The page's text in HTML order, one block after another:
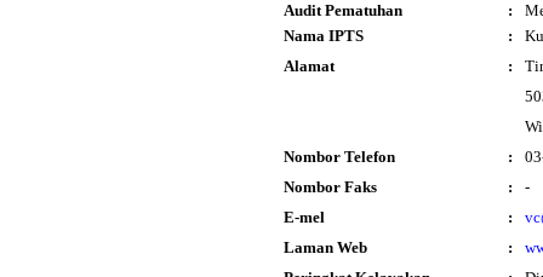
Audit Pematuhan
:
Nama IPTS
:
Alamat
:
Nombor Telefon
:
Nombor Faks
:
-
E-mel
:
Laman Web
: